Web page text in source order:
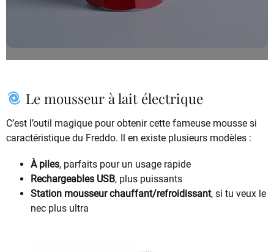
Le mousseur à lait électrique
C’est l’outil magique pour obtenir cette fameuse mousse si
caractéristique du Freddo. Il en existe plusieurs modèles :
À piles, parfaits pour un usage rapide
Rechargeables USB, plus puissants
Station mousseur chauffant/refroidissant, si tu veux le
nec plus ultra